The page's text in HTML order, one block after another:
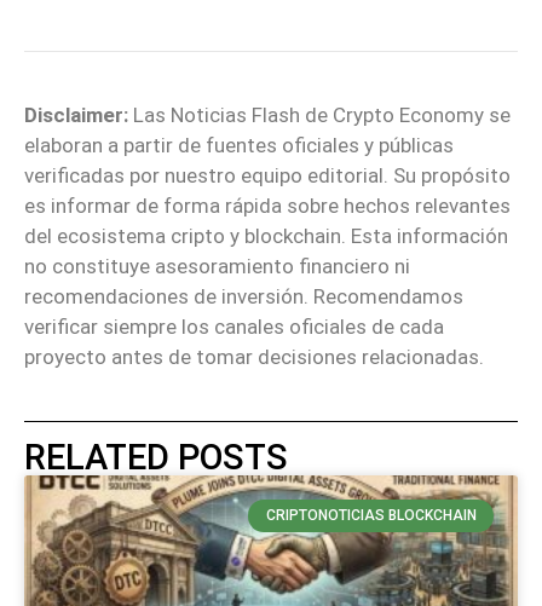
Disclaimer: Las Noticias Flash de Crypto Economy se
elaboran a partir de fuentes oficiales y públicas
verificadas por nuestro equipo editorial. Su propósito
es informar de forma rápida sobre hechos relevantes
del ecosistema cripto y blockchain. Esta información
no constituye asesoramiento financiero ni
recomendaciones de inversión. Recomendamos
verificar siempre los canales oficiales de cada
proyecto antes de tomar decisiones relacionadas.
RELATED POSTS
CRIPTONOTICIAS BLOCKCHAIN